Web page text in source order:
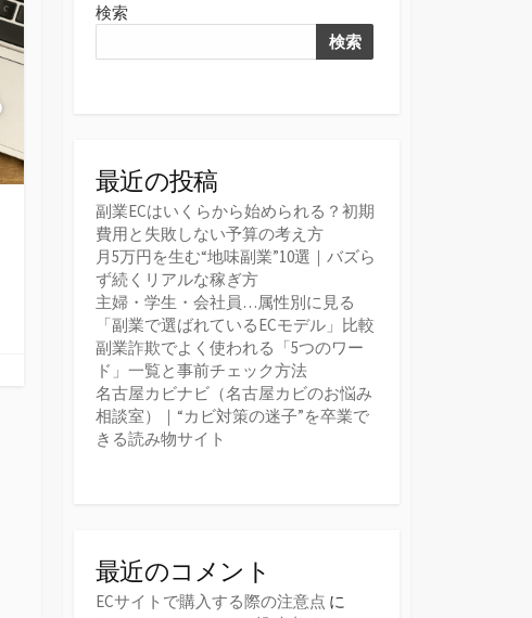
検索
検索
最近の投稿
副業ECはいくらから始められる？初期
費用と失敗しない予算の考え方
月5万円を生む“地味副業”10選｜バズら
ず続くリアルな稼ぎ方
主婦・学生・会社員…属性別に見る
「副業で選ばれているECモデル」比較
副業詐欺でよく使われる「5つのワー
ド」一覧と事前チェック方法
名古屋カビナビ（名古屋カビのお悩み
相談室）｜“カビ対策の迷子”を卒業で
きる読み物サイト
最近のコメント
ECサイトで購入する際の注意点 に